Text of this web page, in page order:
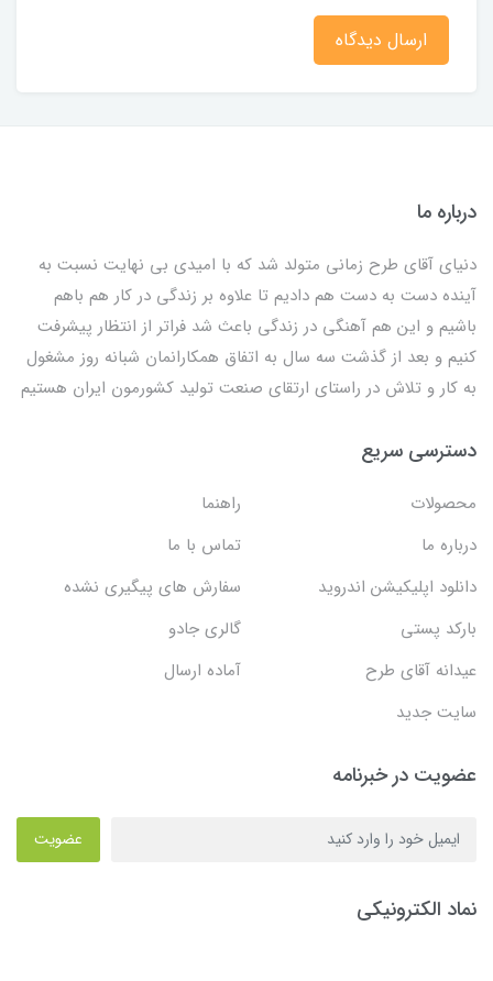
ارسال دیدگاه
درباره ما
دنیای آقای طرح زمانی متولد شد که با امیدی بی نهایت نسبت به
آینده دست به دست هم دادیم تا علاوه بر زندگی در کار هم باهم
باشیم و این هم آهنگی در زندگی باعث شد فراتر از انتظار پیشرفت
کنیم و بعد از گذشت سه سال به اتفاق همکارانمان شبانه روز مشغول
به کار و تلاش در راستای ارتقای صنعت تولید کشورمون ایران هستیم
دسترسی سریع
محصولات
راهنما
درباره ما
تماس با ما
دانلود اپلیکیشن اندروید
سفارش های پیگیری نشده
بارکد پستی
گالری جادو
عیدانه آقای طرح
آماده ارسال
سایت جدید
عضویت در خبرنامه
عضویت
نماد الکترونیکی